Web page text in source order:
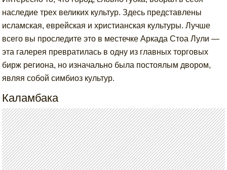
наследие трех великих культур. Здесь представлены
исламская, еврейская и христианская культуры. Лучше
всего вы проследите это в местечке Аркада Стоа Лули —
эта галерея превратилась в одну из главных торговых
бирж региона, но изначально была постоялым двором,
являя собой симбиоз культур.
Каламбака